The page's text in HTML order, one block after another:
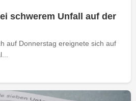
schwerem Unfall auf der
auf Donnerstag ereignete sich auf